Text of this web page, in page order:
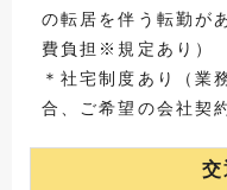
の転居を伴う転勤が
費負担※規定あり）
＊社宅制度あり（業
合、ご希望の会社契
交